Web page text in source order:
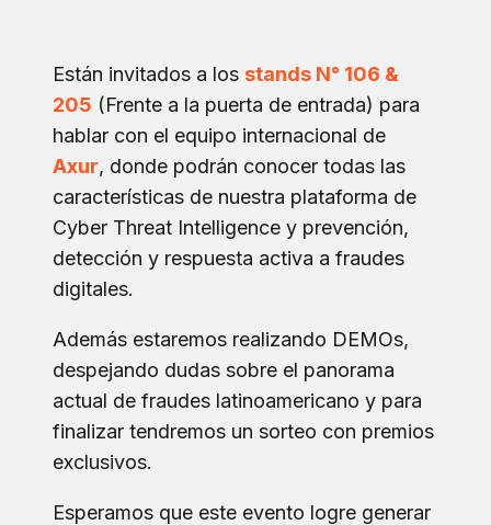
Están invitados a los stands N° 106 &
205 (Frente a la puerta de entrada) para
hablar con el equipo internacional de
Axur, donde podrán conocer todas las
características de nuestra plataforma de
Cyber Threat Intelligence y prevención,
detección y respuesta activa a fraudes
digitales.
Además estaremos realizando DEMOs,
despejando dudas sobre el panorama
actual de fraudes latinoamericano y para
finalizar tendremos un sorteo con premios
exclusivos.
Esperamos que este evento logre generar